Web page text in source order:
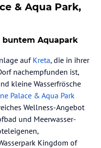
& Aqua Park,
Aquapark
auf Kreta, die in ihrer
nachempfunden ist,
kleine Wasserfrösche
Palace & Aqua Park
Wellness-Angebot
und Meerwasser-
Kingdom of